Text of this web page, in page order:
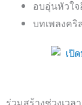
อบอุ่นหัวใ
บทเพลงคริ